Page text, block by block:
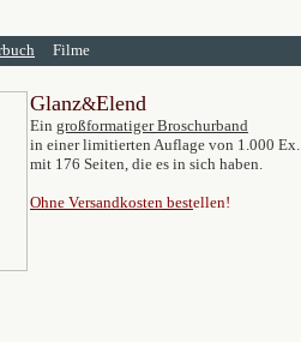
Filme
Glanz&Elend
Ein großformatiger Broschurband
in einer limitierten Auflage von 1.000 Ex.
mit 176 Seiten, die es in sich haben.
Ohne Versandkosten bestellen!